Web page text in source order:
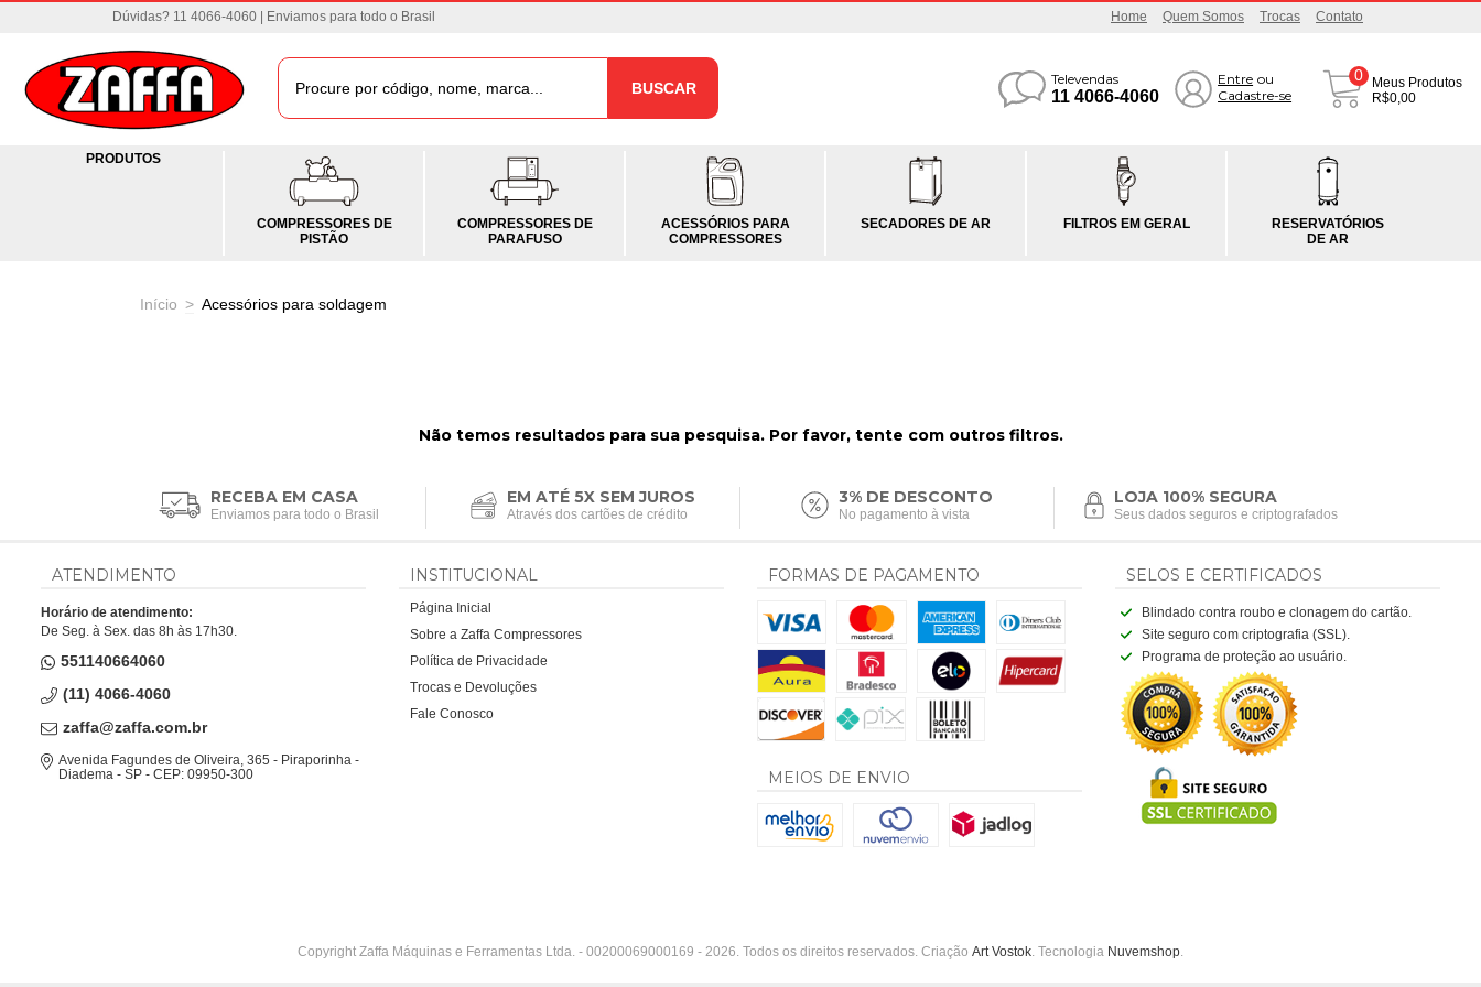
Dúvidas? 11 4066-4060 | Enviamos para todo o Brasil Home Quem Somos Trocas Contato
BUSCAR
Televendas
11 4066-4060
Entre ou
Cadastre-se
0
Meus Produtos
R$0,00
PRODUTOS
COMPRESSORES DE
PISTÃO
COMPRESSORES DE
PARAFUSO
ACESSÓRIOS PARA
COMPRESSORES
SECADORES DE AR FILTROS EM GERAL
RESERVATÓRIOS
DE AR
Início > Acessórios para soldagem
Não temos resultados para sua pesquisa. Por favor, tente com outros filtros.
RECEBA EM CASA
Enviamos para todo o Brasil
EM ATÉ 5X SEM JUROS
Através dos cartões de crédito
3% DE DESCONTO
No pagamento à vista
LOJA 100% SEGURA
Seus dados seguros e criptografados
ATENDIMENTO
Horário de atendimento:
De Seg. à Sex. das 8h às 17h30.
551140664060
(11) 4066-4060
zaffa@zaffa.com.br
Avenida Fagundes de Oliveira, 365 - Piraporinha -
Diadema - SP - CEP: 09950-300
INSTITUCIONAL
Página Inicial
Sobre a Zaffa Compressores
Política de Privacidade
Trocas e Devoluções
Fale Conosco
FORMAS DE PAGAMENTO
MEIOS DE ENVIO
SELOS E CERTIFICADOS
Blindado contra roubo e clonagem do cartão.
Site seguro com criptografia (SSL).
Programa de proteção ao usuário.
Copyright Zaffa Máquinas e Ferramentas Ltda. - 00200069000169 - 2026. Todos os direitos reservados. Criação Art Vostok . Tecnologia Nuvemshop